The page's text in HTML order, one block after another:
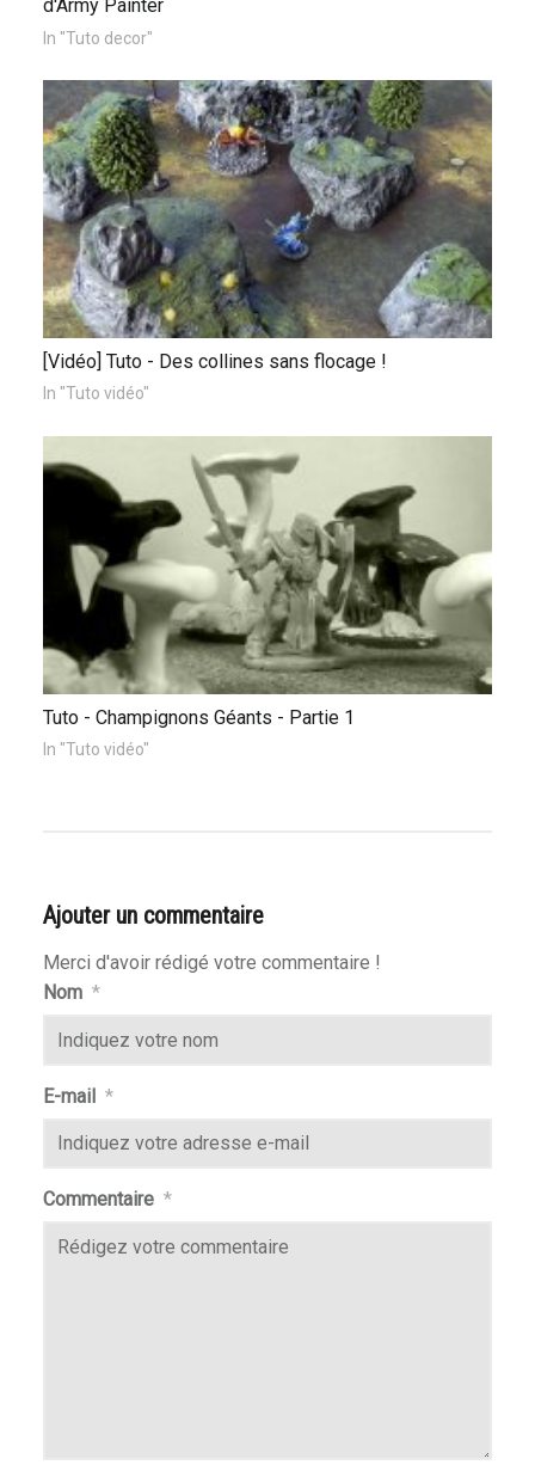
d'Army Painter
In "Tuto decor"
[Vidéo] Tuto - Des collines sans flocage !
In "Tuto vidéo"
Tuto - Champignons Géants - Partie 1
In "Tuto vidéo"
Ajouter un commentaire
Merci d'avoir rédigé votre commentaire !
Nom *
E-mail *
Commentaire *